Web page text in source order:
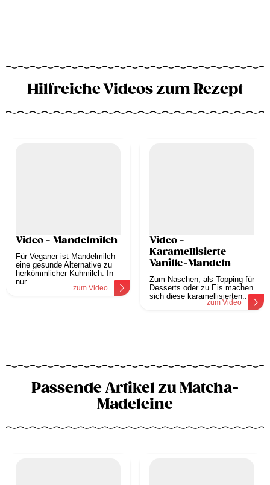
Hilfreiche Videos zum Rezept
Video - Mandelmilch
Für Veganer ist Mandelmilch
eine gesunde Alternative zu
herkömmlicher Kuhmilch. In
nur...
zum Video
Video -
Karamellisierte
Vanille-Mandeln
Zum Naschen, als Topping für
Desserts oder zu Eis machen
sich diese karamellisierten...
zum Video
Passende Artikel zu Matcha-
Madeleine